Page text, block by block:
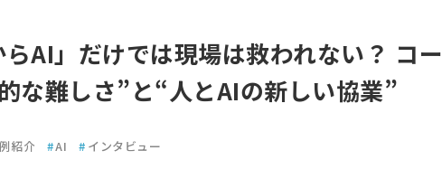
らAI」だけでは現場は救われない？ コ
な難しさ”と“人とAIの新しい協業”
紹介 #AI # インタビュー